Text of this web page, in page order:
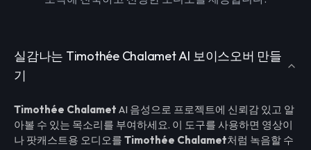
실감나는 Timothée Chalamet AI 보이스오버 만들
기
Timothée Chalamet AI 음성으로 프로젝트에 신뢰감 있고 알
아볼 수 있는 목소리를 부여하세요. 이 도구를 사용하면 영상이
나 팟캐스트용 오디오를 Timothée Chalamet처럼 녹음할 수